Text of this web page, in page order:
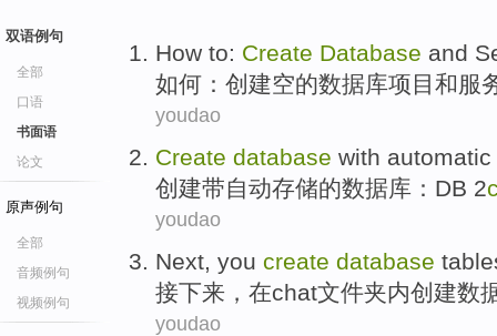
双语例句
全部
口语
书面语
论文
原声例句
全部
音频例句
视频例句
How to: Create Database and
如何 ： 创建空的数据库项目和服
youdao
Create database with automatic
创建带自动存储的数据库 ： DB 2
youdao
Next , you create database
接下来 ， 在chat文件夹内创建数
youdao